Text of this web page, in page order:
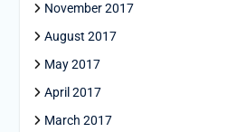
November 2017
August 2017
May 2017
April 2017
March 2017